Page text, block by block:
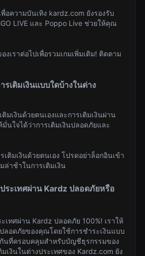
อความบันเทิง kardz.com ยังรองรับ
LIVE และ Poppo Live ช่วยให้คุณ
งเราต่อไปเพื่อรวมเกมเพิ่มเติม! ติดตาม
รเติมเงินแบบใดบ้างในต่าง
ติมเงินด้วยตนเองและการเติมเงินผ่าน
นใจได้ว่าการเติมเงินปลอดภัยและ
เติมเงินด้วยตนเอง โปรดอย่าล็อกอินเข้า
ล่าช้าในการเติมเงิน
ประเทศผ่าน Kardz ปลอดภัยหรือ
เทศผ่าน Kardz ปลอดภัย 100%! เราให้
ลอดภัยของคุณโดยใช้การชำระเงินแบบ
นที่ครอบคลุมสำหรับบัญชีธุรกรรมของ
เงินในต่างประเทศของ Kardz.com ยัง